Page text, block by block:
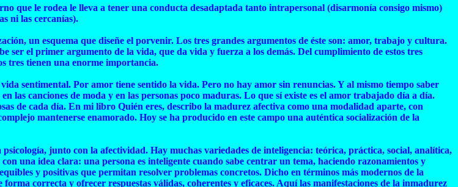
que le rodea le lleva a tener una conducta desadaptada tanto intrapersonal (disarmonía consigo mismo)
ni las cercanías).
un esquema que diseñe el porvenir. Los tres grandes argumentos de éste son: amor, trabajo y cultura.
el primer argumento de la vida, que da vida y fuerza a los demás. Del cumplimiento de estos tres
tres tienen una enorme importancia.
sentimental. Por amor tiene sentido la vida. Pero no hay amor sin renuncias. Y al mismo tiempo saber
las canciones de moda y en las personas poco maduras. Lo que sí existe es el amor trabajado día a día.
de cada día. En mi libro Quién eres, describo la madurez afectiva como una modalidad aparte, con
mantenerse enamorado. Hoy se ha producido en este campo una auténtica socialización de la
junto con la afectividad. Hay muchas variedades de inteligencia: teórica, práctica, social, analítica,
una idea clara: una persona es inteligente cuando sabe centrar un tema, haciendo razonamientos y
y positivas que permitan resolver problemas concretos. Dicho en términos más modernos de la
correcta y ofrecer respuestas válidas, coherentes y eficaces. Aquí las manifestaciones de la inmadurez